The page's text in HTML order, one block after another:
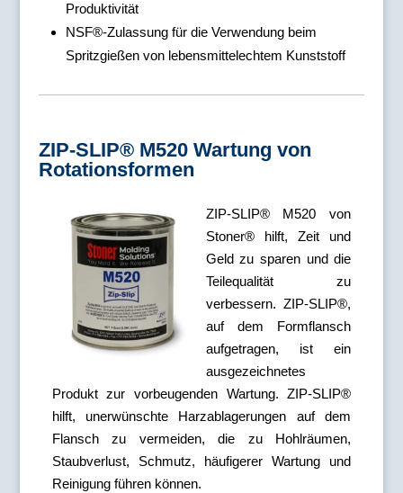
Produktivität
NSF®-Zulassung für die Verwendung beim
Spritzgießen von lebensmittelechtem Kunststoff
ZIP-SLIP® M520 Wartung von
Rotationsformen
ZIP-SLIP® M520 von
Stoner® hilft, Zeit und
Geld zu sparen und die
Teilequalität zu
verbessern. ZIP-SLIP®,
auf dem Formflansch
aufgetragen, ist ein
ausgezeichnetes
Produkt zur vorbeugenden Wartung. ZIP-SLIP®
hilft, unerwünschte Harzablagerungen auf dem
Flansch zu vermeiden, die zu Hohlräumen,
Staubverlust, Schmutz, häufigerer Wartung und
Reinigung führen können.